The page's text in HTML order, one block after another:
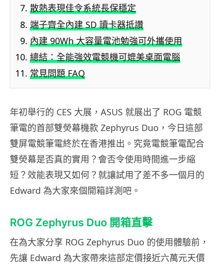
散熱表現佳令系統長保穩定
端子齊全內建 SD 讀卡器抵讚
內建 90Wh 大容量電池勉強可外攜使用
總結：全能強效電競機可媲美桌面電腦
常見問題 FAQ
年初舉行的 CES 大展，ASUS 就展出了 ROG 電競
筆電的首部雙熒幕機款 Zephyrus Duo，今日這部
雙屏電競筆電終於在香港推出。究竟電競筆電配合
雙熒幕是否真的實用？會否令使用時間進一步縮
短？效能表現又如何？就讓試用了差不多一個月的
Edward 為大家來個開箱詳測吧。
ROG Zephyrus Duo 開箱直擊
在為大家分享 ROG Zephyrus Duo 的使用體驗前，
先讓 Edward 為大家帶來這部定價接近六萬元天價